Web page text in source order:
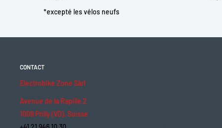
*excepté les vélos neufs
CONTACT
Electrobike Zone Sàrl
Avenue de la Rapille 2
1008 Prilly (VD), Suisse